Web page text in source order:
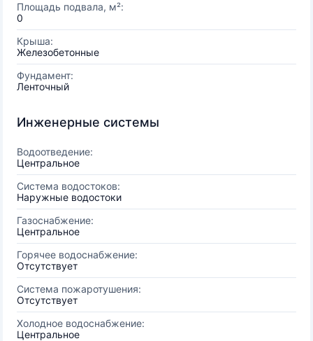
Площадь подвала, м²:
0
Крыша:
Железобетонные
Фундамент:
Ленточный
Инженерные системы
Водоотведение:
Центральное
Система водостоков:
Наружные водостоки
Газоснабжение:
Центральное
Горячее водоснабжение:
Отсутствует
Система пожаротушения:
Отсутствует
Холодное водоснабжение:
Центральное